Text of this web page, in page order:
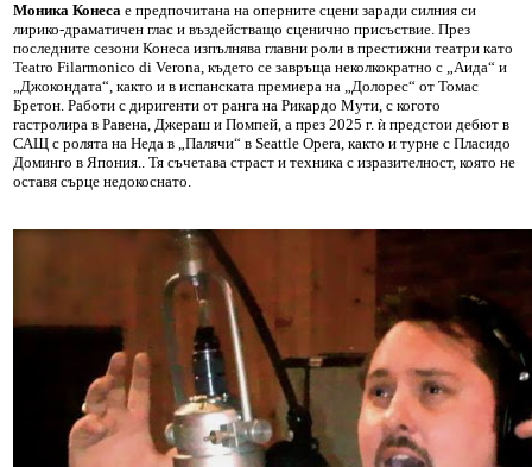
Моника Конеса е предпочитана на оперните сцени заради силния си
лирико-драматичен глас и въздействащо сценично присъствие. През
последните сезони Конеса изпълнява главни роли в престижни театри като
Teatro Filarmonico di Verona, където се завръща неколкократно с „Аида“ и
„Джокондата“, както и в испанската премиера на „Долорес“ от Томас
Бретон. Работи с диригенти от ранга на Рикардо Мути, с когото
гастролира в Равена, Джераш и Помпей, а през 2025 г. ѝ предстои дебют в
САЩ с ролята на Неда в „Палячи“ в Seattle Opera, както и турне с Пласидо
Доминго в Япония.. Тя съчетава страст и техника с изразителност, която не
оставя сърце недокоснато.